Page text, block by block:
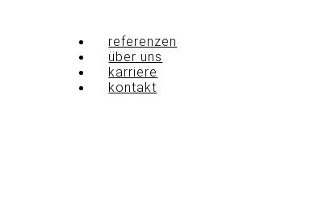
referenzen
über uns
karriere
kontakt